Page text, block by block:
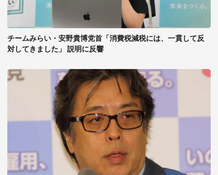
チームみらい・安野貴博党首「消費税減税には、一貫して反
対してきました」 説明に反響